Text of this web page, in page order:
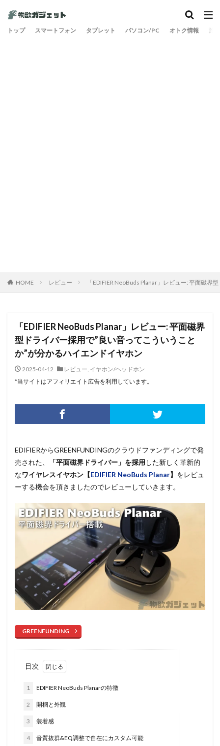
トップ スマートフォン タブレット パソコン/PC オトク情報 旅
HOME レビュー 「EDIFIER NeoBuds Planar」レビュー: 平面磁
「EDIFIER NeoBuds Planar」レビュー: 平面磁界
型ドライバー採用で”良い音ってこういうこと
か”が分かるハイエンドイヤホン
2025-04-12 レビュー, イヤホン/ヘッドホン
*当サイトはアフィリエイト広告を利用しています。
EDIFIERからGREENFUNDINGのクラウドファンディングで発
売された、
「平面磁界ドライバー」を採用 した新しく革新的
なワイヤレスイヤホン【EDIFIER NeoBuds Planar】 をレビュ
ーする機会を頂きましたのでレビューしていきます。
GREENFUNDING
目次
1 EDIFIER NeoBuds Planarの特徴
2 開梱と外観
3 装着感
4 音質抜群&EQ調整で自在にカスタム可能